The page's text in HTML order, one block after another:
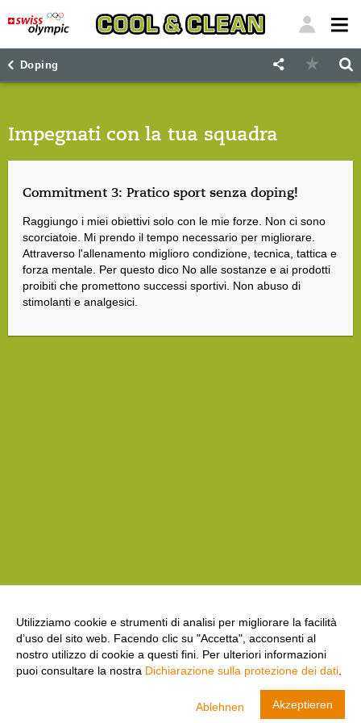
Doping
Impegnati con la tua squadra
Commitment 3: Pratico sport senza doping!
Raggiungo i miei obiettivi solo con le mie forze. Non ci sono
scorciatoie. Mi prendo il tempo necessario per migliorare.
Attraverso l'allenamento miglioro condizione, tecnica, tattica e
forza mentale. Per questo dico No alle sostanze e ai prodotti
proibiti che promettono successi sportivi. Non abuso di
stimolanti e analgesici.
Utilizziamo cookie e strumenti di analisi per migliorare la facilità
d’uso del sito web. Facendo clic su "Accetta", acconsenti al
nostro utilizzo di cookie a questi fini. Per ulteriori informazioni
puoi consultare la nostra Dichiarazione sulla protezione dei dati
Ablehnen Akzeptieren
VISUALIZZA